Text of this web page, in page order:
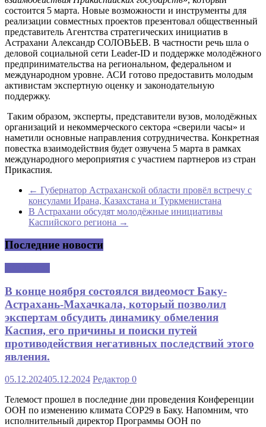
состоится 5 марта. Новые возможности и инструменты для
реализации совместных проектов презентовал общественный
представитель Агентства стратегических инициатив в
Астрахани Александр СОЛОВЬЕВ. В частности речь шла о
деловой социальной сети Leader-ID и поддержке молодёжного
предпринимательства на региональном, федеральном и
международном уровне. АСИ готово предоставить молодым
активистам экспертную оценку и законодательную
поддержку.
Таким образом, эксперты, представители вузов, молодёжных
организаций и некоммерческого сектора «сверили часы» и
наметили основные направления сотрудничества. Конкретная
повестка взаимодействия будет озвучена 5 марта в рамках
международного мероприятия с участием партнеров из стран
Прикаспия.
← Губернатор Астраханской области провёл встречу с
консулами Ирана, Казахстана и Туркменистана
В Астрахани обсудят молодёжные инициативы
Каспийского региона →
Последние новости
В конце ноября состоялся видеомост Баку-
Астрахань-Махачкала, который позволил
экспертам обсудить динамику обмеления
Каспия, его причины и поиски путей
противодействия негативных последствий этого
явления.
05.12.202405.12.2024 Редактор 0
Телемост прошел в последние дни проведения Конференции
ООН по изменению климата COP29 в Баку. Напомним, что
исполнительный директор Программы ООН по